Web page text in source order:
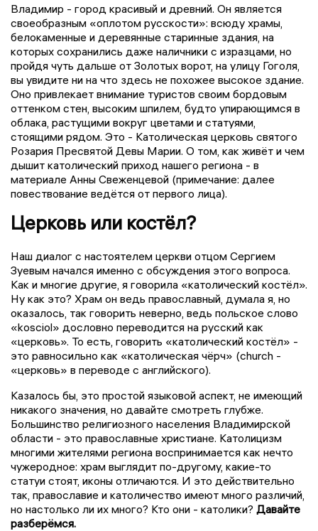
Владимир - город красивый и древний. Он является
своеобразным «оплотом русскости»: всюду храмы,
белокаменные и деревянные старинные здания, на
которых сохранились даже наличники с изразцами, но
пройдя чуть дальше от Золотых ворот, на улицу Гоголя,
вы увидите ни на что здесь не похожее высокое здание.
Оно привлекает внимание туристов своим бордовым
оттенком стен, высоким шпилем, будто упирающимся в
облака, растущими вокруг цветами и статуями,
стоящими рядом. Это - Католическая церковь святого
Розария Пресвятой Девы Марии. О том, как живёт и чем
дышит католический приход нашего региона - в
материале Анны Свеженцевой (примечание: далее
повествование ведётся от первого лица).
Церковь или костёл?
Наш диалог с настоятелем церкви отцом Сергием
Зуевым начался именно с обсуждения этого вопроса.
Как и многие другие, я говорила «католический костёл».
Ну как это? Храм он ведь православный, думала я, но
оказалось, так говорить неверно, ведь польское слово
«kosciol» дословно переводится на русский как
«церковь». То есть, говорить «католический костёл» -
это равносильно как «католическая чёрч» (church -
«церковь» в переводе с английского).
Казалось бы, это простой языковой аспект, не имеющий
никакого значения, но давайте смотреть глубже.
Большинство религиозного населения Владимирской
области - это православные христиане. Католицизм
многими жителями региона воспринимается как нечто
чужеродное: храм выглядит по-другому, какие-то
статуи стоят, иконы отличаются. И это действительно
так, православие и католичество имеют много различий,
но настолько ли их много? Кто они - католики? Давайте
разберёмся.